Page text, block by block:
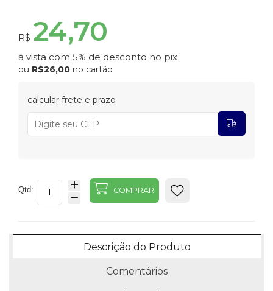
R$ 24,70
à vista com 5% de desconto no pix
ou R$26,00 no cartão
calcular frete e prazo
Qtd: COMPRAR
Descrição do Produto
Comentários